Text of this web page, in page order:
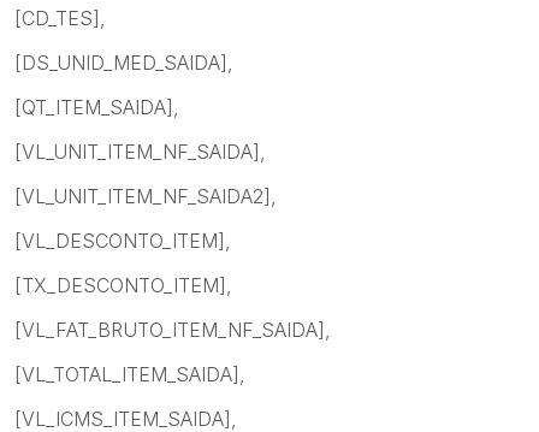
[CD_TES],
[DS_UNID_MED_SAIDA],
[QT_ITEM_SAIDA],
[VL_UNIT_ITEM_NF_SAIDA],
[VL_UNIT_ITEM_NF_SAIDA2],
[VL_DESCONTO_ITEM],
[TX_DESCONTO_ITEM],
[VL_FAT_BRUTO_ITEM_NF_SAIDA],
[VL_TOTAL_ITEM_SAIDA],
[VL_ICMS_ITEM_SAIDA],